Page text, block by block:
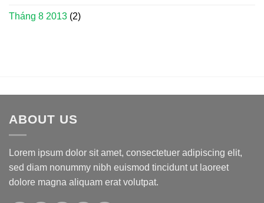
Tháng 8 2013 (2)
ABOUT US
Lorem ipsum dolor sit amet, consectetuer adipiscing elit,
sed diam nonummy nibh euismod tincidunt ut laoreet
dolore magna aliquam erat volutpat.